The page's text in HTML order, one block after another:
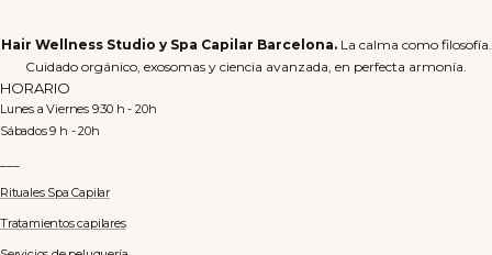
Hair Wellness Studio y Spa Capilar Barcelona. La calma como filosofía.
Cuidado orgánico, exosomas y ciencia avanzada, en perfecta armonía.
HORARIO
Lunes a Viernes 9:30 h - 20h
Sábados 9 h - 20h
Rituales Spa Capilar
Tratamientos capilares